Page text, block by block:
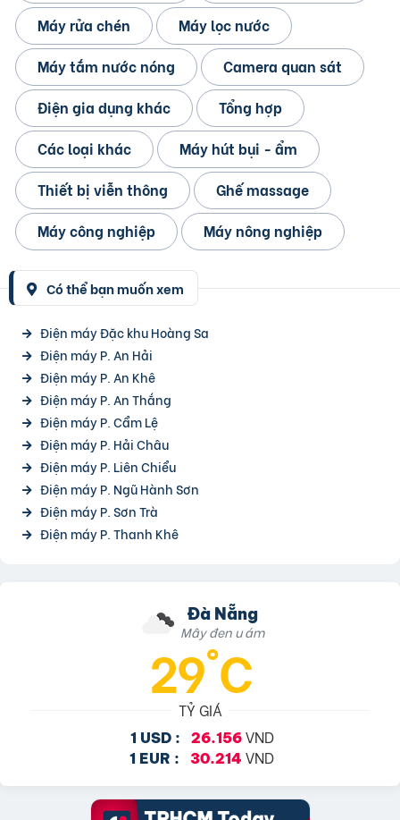
Máy rửa chén
Máy lọc nước
Máy tắm nước nóng
Camera quan sát
Điện gia dụng khác
Tổng hợp
Các loại khác
Máy hút bụi - ẩm
Thiết bị viễn thông
Ghế massage
Máy công nghiệp
Máy nông nghiệp
Có thể bạn muốn xem
Điện máy Đặc khu Hoàng Sa
Điện máy P. An Hải
Điện máy P. An Khê
Điện máy P. An Thắng
Điện máy P. Cẩm Lệ
Điện máy P. Hải Châu
Điện máy P. Liên Chiểu
Điện máy P. Ngũ Hành Sơn
Điện máy P. Sơn Trà
Điện máy P. Thanh Khê
Đà Nẵng
Mây đen u ám
29°C
TỶ GIÁ
1 USD : 26.156VND
1 EUR : 30.214 VND